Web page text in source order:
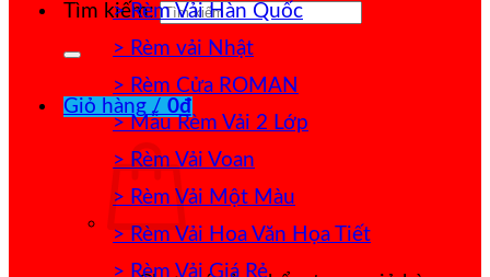
Tìm kiếm:
Giỏ hàng / 0₫
> Rèm Vải Hàn Quốc
> Rèm vải Nhật
> Rèm Cửa ROMAN
> Mẫu Rèm Vải 2 Lớp
> Rèm Vải Voan
> Rèm Vải Một Màu
> Rèm Vải Hoa Văn Họa Tiết
> Rèm Vải Giá Rẻ